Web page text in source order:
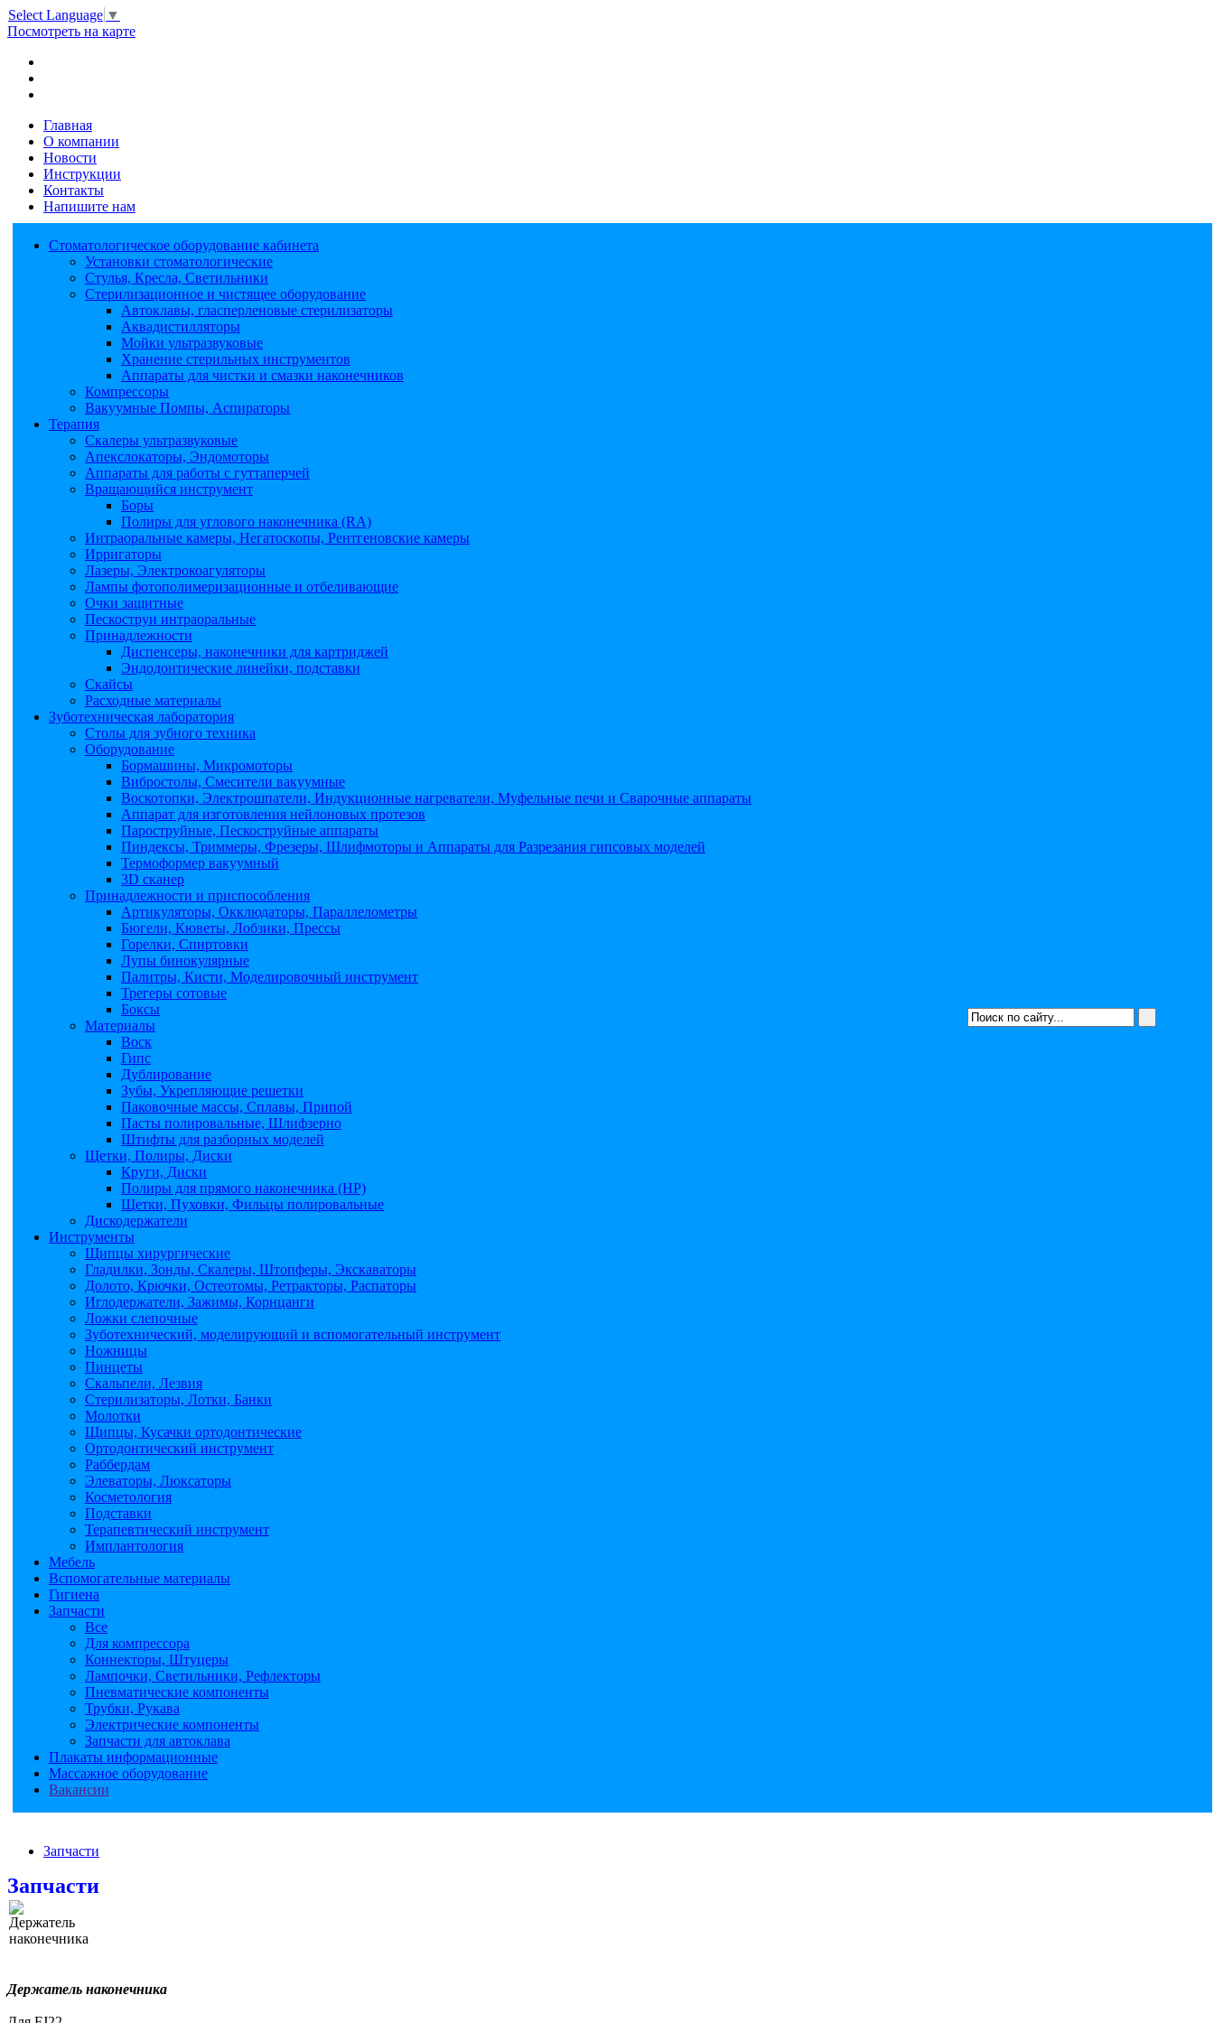
Select Language ▼
Посмотреть на карте
Главная
О компании
Новости
Инструкции
Контакты
Напишите нам
Стоматологическое оборудование кабинета
Установки стоматологические
Стулья, Кресла, Светильники
Стерилизационное и чистящее оборудование
Автоклавы, гласперленовые стерилизаторы
Аквадистилляторы
Мойки ультразвуковые
Хранение стерильных инструментов
Аппараты для чистки и смазки наконечников
Компрессоры
Вакуумные Помпы, Аспираторы
Терапия
Скалеры ультразвуковые
Апекслокаторы, Эндомоторы
Аппараты для работы с гуттаперчей
Вращающийся инструмент
Боры
Полиры для углового наконечника (RA)
Интраоральные камеры, Негатоскопы, Рентгеновские камеры
Ирригаторы
Лазеры, Электрокоагуляторы
Лампы фотополимеризационные и отбеливающие
Очки защитные
Пескоструи интраоральные
Принадлежности
Диспенсеры, наконечники для картриджей
Эндодонтические линейки, подставки
Скайсы
Расходные материалы
Зуботехническая лаборатория
Столы для зубного техника
Оборудование
Бормашины, Микромоторы
Вибростолы, Смесители вакуумные
Воскотопки, Электрошпатели, Индукционные нагреватели, Муфельные печи и Сварочные аппараты
Аппарат для изготовления нейлоновых протезов
Пароструйные, Пескоструйные аппараты
Пиндексы, Триммеры, Фрезеры, Шлифмоторы и Аппараты для Разрезания гипсовых моделей
Термоформер вакуумный
3D сканер
Принадлежности и приспособления
Артикуляторы, Окклюдаторы, Параллелометры
Бюгели, Кюветы, Лобзики, Прессы
Горелки, Спиртовки
Лупы бинокулярные
Палитры, Кисти, Моделировочный инструмент
Трегеры сотовые
Боксы
Материалы
Воск
Гипс
Дублирование
Зубы, Укрепляющие решетки
Паковочные массы, Сплавы, Припой
Пасты полировальные, Шлифзерно
Штифты для разборных моделей
Щетки, Полиры, Диски
Круги, Диски
Полиры для прямого наконечника (НР)
Щетки, Пуховки, Фильцы полировальные
Дискодержатели
Инструменты
Щипцы хирургические
Гладилки, Зонды, Скалеры, Штопферы, Экскаваторы
Долото, Крючки, Остеотомы, Ретракторы, Распаторы
Иглодержатели, Зажимы, Корнцанги
Ложки слепочные
Зуботехнический, моделирующий и вспомогательный инструмент
Ножницы
Пинцеты
Скальпели, Лезвия
Стерилизаторы, Лотки, Банки
Молотки
Щипцы, Кусачки ортодонтические
Ортодонтический инструмент
Раббердам
Элеваторы, Люксаторы
Косметология
Подставки
Терапевтический инструмент
Имплантология
Мебель
Вспомогательные материалы
Гигиена
Запчасти
Все
Для компрессора
Коннекторы, Штуцеры
Лампочки, Светильники, Рефлекторы
Пневматические компоненты
Трубки, Рукава
Электрические компоненты
Запчасти для автоклава
Плакаты информационные
Массажное оборудование
Вакансии
Запчасти
Запчасти
Держатель наконечника